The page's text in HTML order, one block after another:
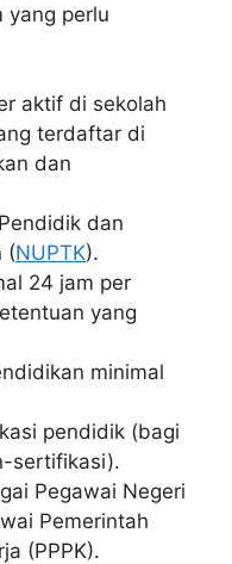
yang perlu
aktif di sekolah
terdaftar di
dan
dan
(NUPTK).
24 jam per
yang
minimal
pendidik (bagi
sertifikasi).
Pegawai Negeri
Pemerintah
(PPPK).